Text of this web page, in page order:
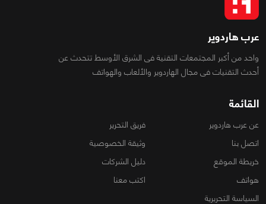
عرب هاردوير
واحد من أكبر المجتمعات التقنية فى الشرق الأوسط تتحدث عن
أحدث التقنيات فى مجال الهاردوير والألعاب والهواتف
القائمة
عن عرب هاردوير
فريق التحرير
اتصل بنا
وثيقة الخصوصية
خريطة الموقع
دليل الشركات
هواتف
اكتب معنا
السياسة التحريرية